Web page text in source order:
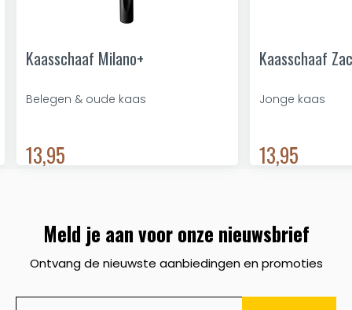
Kaasschaaf Milano+
Belegen & oude kaas
13,95
Kaasschaaf
Jonge kaas
13,95
Meld je aan voor onze nieuwsbrief
Ontvang de nieuwste aanbiedingen en promoties